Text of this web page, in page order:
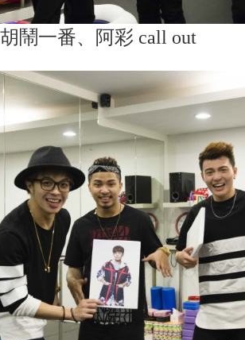
鬧一番、阿彩 call out